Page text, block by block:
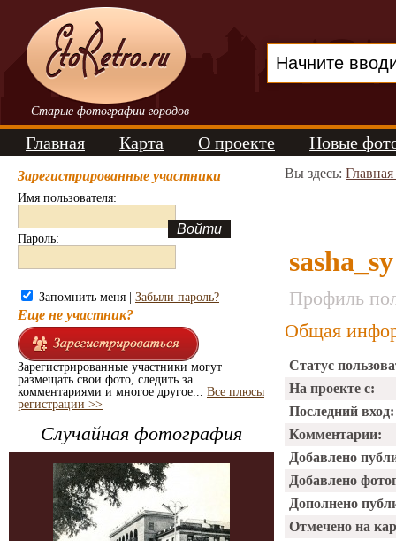
Старые фотографии городов
Главная Карта О проекте Новые
Зарегистрированные участники
Имя пользователя:
Пароль:
Запомнить меня | Забыли пароль?
Еще не участник?
Зарегистрированные участники могут
размещать свои фото, следить за
комментариями и многое другое... Все плюсы
регистрации >>
Случайная фотография
Вы здесь:
sasha_sy
Профиль
Общая
Статус
На проекте с:
Последний вход:
Комментарии:
Добавлено
Добавлено
Дополнено
Отмечено на